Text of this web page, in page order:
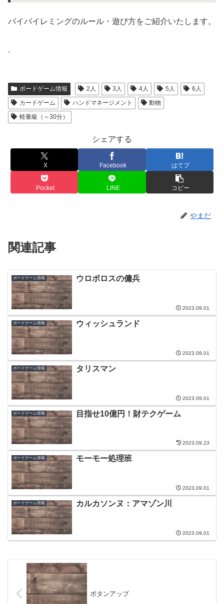
バイバイレミングのルール・遊び方をご紹介いたします。
.
ボードゲーム情報 2人 3人 4人 5人
6人
カードゲーム
ハンドマネージメント
動物
軽量級（～30分）
シェアする
X Facebook はてブ
Pocket LINE コピー
やまだ
関連記事
ボードゲーム情報 ウロボロスの傭兵
2023.09.01
ボードゲーム情報 ウィッシュランド
2023.09.01
ボードゲーム情報 タリスマン
2023.09.01
ボードゲーム情報 目指せ10億円！財テクゲーム
2023.09.23
ボードゲーム情報 モーモー処理班
2023.09.01
ボードゲーム情報 カルカソンヌ：アマゾン川
2023.09.01
ボタンアップ